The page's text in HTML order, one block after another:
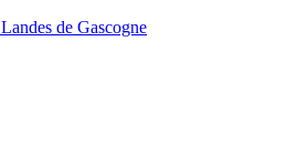
Landes de Gascogne